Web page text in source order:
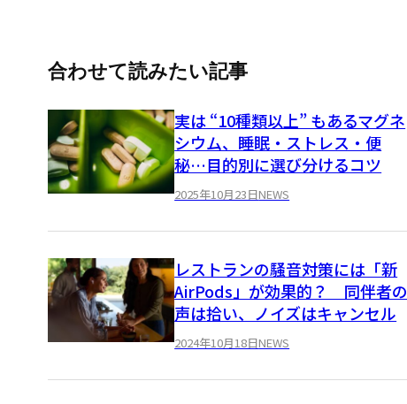
合わせて読みたい記事
実は “10種類以上” もあるマグネ
シウム、睡眠・ストレス・便
秘…目的別に選び分けるコツ
2025年10月23日NEWS
レストランの騒音対策には「新
AirPods」が効果的？ 同伴者の
声は拾い、ノイズはキャンセル
2024年10月18日NEWS